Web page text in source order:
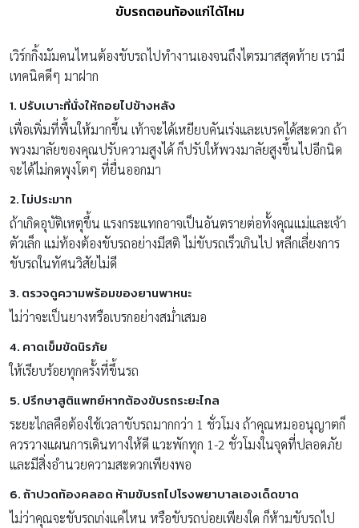
ขับรถตอนท้องแก่ได้ไหม
เวิร์กกิ้งมัมคนไหนต้องขับรถไปทำงานเองจนถึงไตรมาสสุดท้าย เรามี
เทคนิคดีๆ มาฝาก
1. ปรับเบาะที่นั่งให้ถอยไปข้างหลัง
เพื่อเพิ่มที่พื้นให้มากขึ้น เท้าจะได้เหยียบคันเร่งและเบรคได้สะดวก ถ้า
พวงมาลัยของคุณปรับความสูงได้ ก็ปรับให้พวงมาลัยสูงขึ้นไปอีกนิด
จะได้ไม่กดพุงโตๆ ที่ยื่นออกมา
2. ไม่ประมาท
ถ้าเกิดอุบัติเหตุขึ้น แรงกระแทกอาจเป็นอันตรายต่อทั้งคุณแม่และเจ้า
ตัวเล็ก แม่ท้องต้องขับรถอย่างมีสติ ไม่ขับรถเร็วเกินไป หลีกเลี่ยงการ
ขับรถในทัศนวิสัยไม่ดี
3. ตรวจดูความพร้อมของยานพาหนะ
ไม่ว่าจะเป็นยางหรือเบรกอย่างสม่ำเสมอ
4. คาดเข็มขัดนิรภัย
ให้เรียบร้อยทุกครั้งที่ขึ้นรถ
5. ปรึกษาสูติแพทย์หากต้องขับรถระยะไกล
ระยะไกลคือต้องใช้เวลาขับรถมากกว่า 1 ชั่วโมง ถ้าคุณหมออนุญาตก็
ควรวางแผนการเดินทางให้ดี แวะพักทุก 1-2 ชั่วโมงในจุดที่ปลอดภัย
และมีสิ่งอำนวยความสะดวกเพียงพอ
6. ถ้าปวดท้องคลอด ห้ามขับรถไปโรงพยาบาลเองเด็ดขาด
ไม่ว่าคุณจะขับรถเก่งแค่ไหน หรือขับรถบ่อยเพียงใด ก็ห้ามขับรถไป